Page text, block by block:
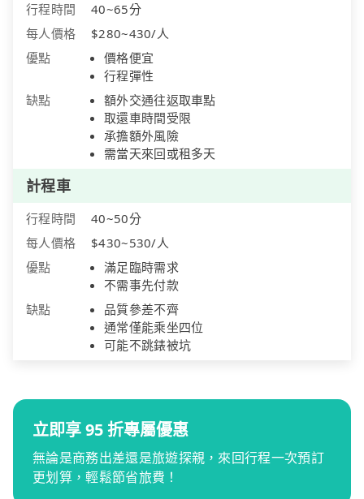
行程時間
40~65分
每人價格
$280~430/人
優點
價格便宜
行程彈性
缺點
額外交通往返取車點
取還車時間受限
承擔額外風險
需當天來回或租多天
計程車
行程時間
40~50分
每人價格
$430~530/人
優點
滿足臨時需求
不需事先付款
缺點
品質參差不齊
通常僅能乘坐四位
可能不跳錶被坑
立即享 95 折專屬優惠
無論是商務出差還是旅遊探親，來回行程一次預訂
更划算，輕鬆節省旅費！